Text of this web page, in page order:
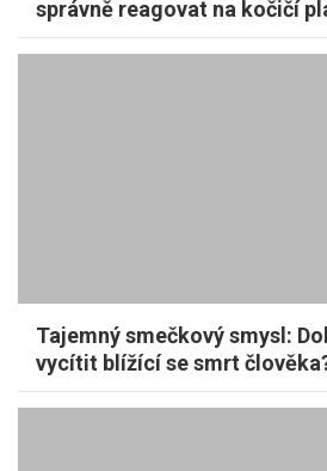
správně reagovat na kočičí
Tajemný smečkový smysl:
vycítit blížící se smrt